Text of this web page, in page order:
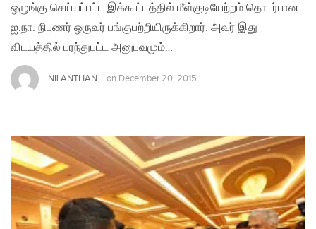
ஒழுங்கு செய்யப்பட்ட இக்கூட்டத்தில் மீள்குடியேற்றம் தொடர்பான
ஐ.நா. நிபுணர் ஒருவர் பங்குபற்றியிருக்கிறார். அவர் இது
விடயத்தில் பரந்துபட்ட அனுபவமும்…
NILANTHAN on December 20, 2015